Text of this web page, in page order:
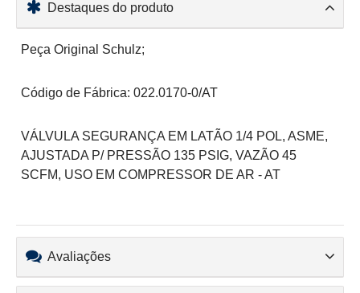
Destaques do produto
Peça Original Schulz;
Código de Fábrica: 022.0170-0/AT
VÁLVULA SEGURANÇA EM LATÃO 1/4 POL, ASME,
AJUSTADA P/ PRESSÃO 135 PSIG, VAZÃO 45
SCFM, USO EM COMPRESSOR DE AR - AT
Avaliações